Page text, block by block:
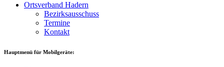
Ortsverband Hadern
Bezirksausschuss
Termine
Kontakt
Hauptmenü für Mobilgeräte: